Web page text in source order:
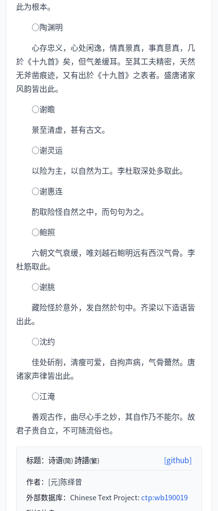
此为根本。
○陶渊明
心存忠义，心处闲逸，情真景真，事真意真，几
於《十九首》矣，但气差缓耳。至其工夫精密，天然
无斧凿痕迹，又有出於《十九首》之表者。盛唐诸家
风韵皆出此。
○谢瞻
景至清虚，甚有古文。
○谢灵运
以险为主，以自然为工。李杜取深处多取此。
○谢惠连
酌取险怪自然之中，而句句为之。
○鲍照
六朝文气衰缓，唯刘越石鲍明远有西汉气骨。李
杜筋取此。
○谢朓
藏险怪於意外，发自然於句中。齐梁以下造语皆
出此。
○沈约
佳处斫削，清瘦可爱，自拘声病，气骨薾然。唐
诸家声律皆出此。
○江淹
善观古作，曲尽心手之妙，其自作乃不能尔。故
君子贵自立，不可随流俗也。
标题： 诗谱(简)詩譜(繁) [github]
作者： [元]陈绎曾
外部数据库： Chinese Text Project:ctp:wb190019